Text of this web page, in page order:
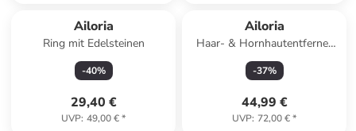
Ailoria
Ring mit Edelsteinen
-40%
29,40 €
UVP: 49,00 €*
Ailoria
Haar- & Hornhautentferner
"Glide & Glow" in Lila
-37%
44,99 €
UVP: 72,00 €*